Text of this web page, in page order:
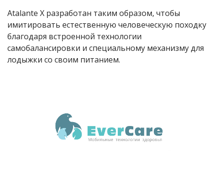
Atalante X разработан таким образом, чтобы
имитировать естественную человеческую походку
благодаря встроенной технологии
самобалансировки и специальному механизму для
лодыжки со своим питанием.